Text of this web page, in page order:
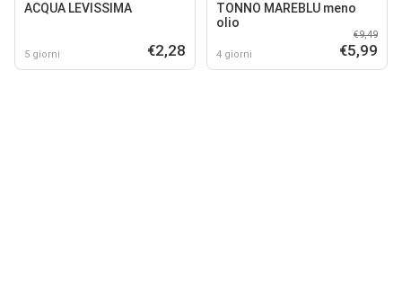
ACQUA LEVISSIMA
5 giorni €2,28
TONNO MAREBLU meno
olio
4 giorni
€9,49
€5,99